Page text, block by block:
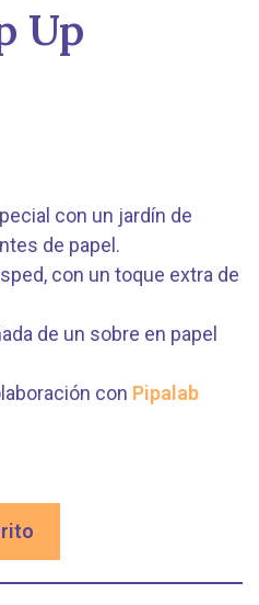
Up
con un jardín de
de papel.
con un toque extra de
de un sobre en papel
con Pipalab